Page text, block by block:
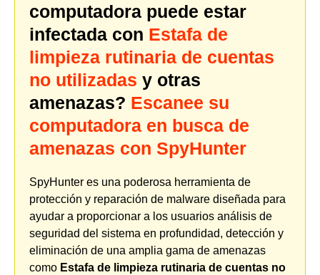
computadora puede estar
infectada con Estafa de
limpieza rutinaria de cuentas
no utilizadas y otras
amenazas? Escanee su
computadora en busca de
amenazas con SpyHunter
SpyHunter es una poderosa herramienta de
protección y reparación de malware diseñada para
ayudar a proporcionar a los usuarios análisis de
seguridad del sistema en profundidad, detección y
eliminación de una amplia gama de amenazas
como Estafa de limpieza rutinaria de cuentas no